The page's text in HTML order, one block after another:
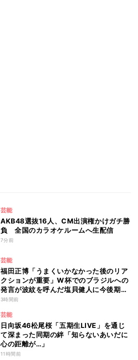
芸能
AKB48選抜16人、CM出演権かけガチ勝
負 全国のカラオケルームへ生配信
7分前
芸能
福田正博「うまくいかなかった後のリア
クションが重要」W杯でのブラジルへの
発言が波紋を呼んだ塩貝健人に今後期待
することは？
3時間前
芸能
日向坂46松尾桜「五期生LIVE」を通じ
て深まった同期の絆「知らないあいだに
心の距離が…」
11時間前